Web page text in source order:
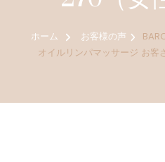
ホーム お客様の声
オイルリンパマッサージ お客